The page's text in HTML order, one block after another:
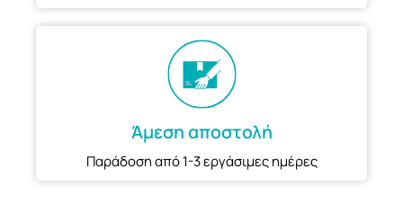
Άμεση αποστολή
Παράδοση από 1-3 εργάσιμες ημέρες